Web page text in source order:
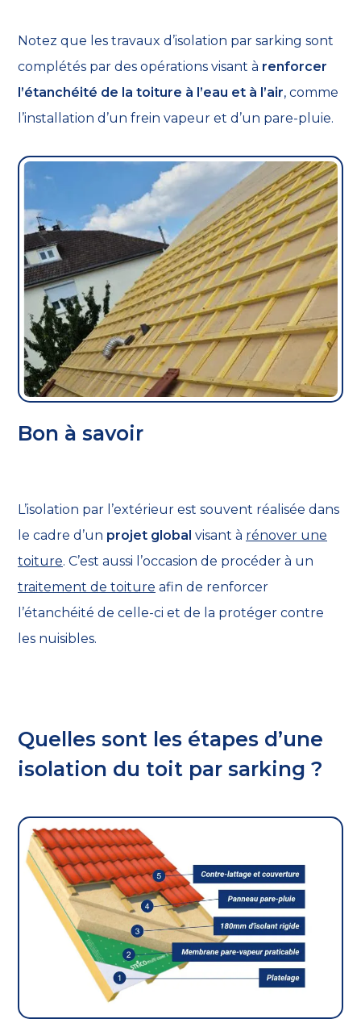
Notez que les travaux d’isolation par sarking sont
complétés par des opérations visant à renforcer
l’étanchéité de la toiture à l’eau et à l’air, comme
l’installation d’un frein vapeur et d’un pare-pluie.
Bon à savoir
L’isolation par l’extérieur est souvent réalisée dans
le cadre d’un projet global visant à rénover une
toiture. C’est aussi l’occasion de procéder à un
traitement de toiture afin de renforcer
l’étanchéité de celle-ci et de la protéger contre
les nuisibles.
Quelles sont les étapes d’une
isolation du toit par sarking ?